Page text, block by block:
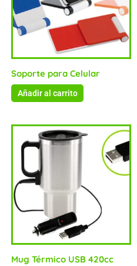
Soporte para Celular
Añadir al carrito
Mug Térmico USB 420cc